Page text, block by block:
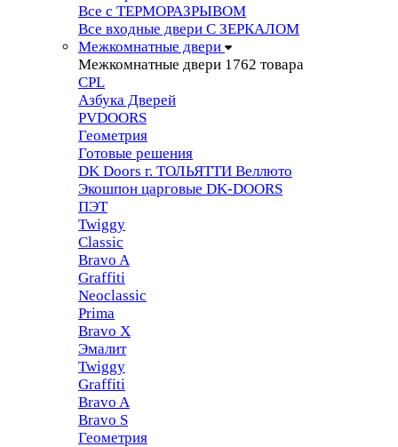
Все с ТЕРМОРАЗРЫВОМ
Все входные двери С ЗЕРКАЛОМ
Межкомнатные двери
Межкомнатные двери 1762 товара
CPL
Азбука Дверей
PVDOORS
Геометрия
Готовые решения
DK Doors г. ТОЛЬЯТТИ Веллюто
Экошпон царговые DK-DOORS
ПЭТ
Twiggy
Classic
Bravo A
Graffiti
Neoclassic
Prima
Bravo X
Эмалит
Twiggy
Graffiti
Bravo A
Bravo S
Геометрия